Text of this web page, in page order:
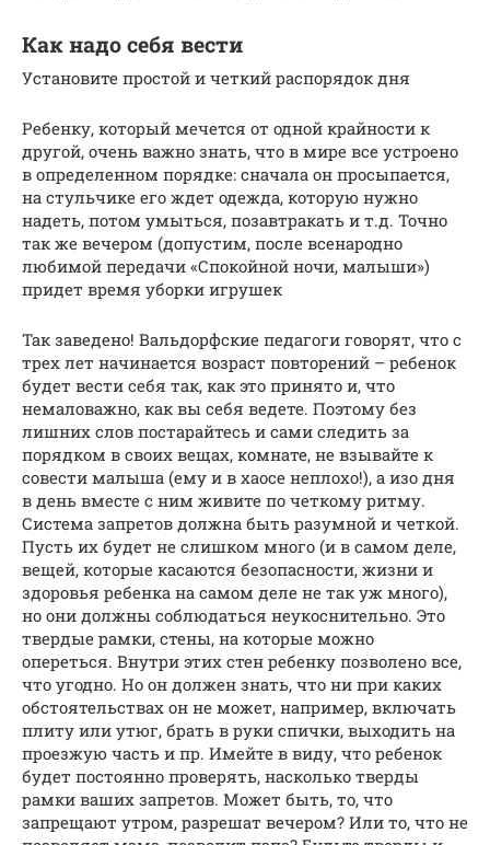
Как надо себя вести
Установите простой и четкий распорядок дня
Ребенку, который мечется от одной крайности к
другой, очень важно знать, что в мире все устроено
в определенном порядке: сначала он просыпается,
на стульчике его ждет одежда, которую нужно
надеть, потом умыться, позавтракать и т.д. Точно
так же вечером (допустим, после всенародно
любимой передачи «Спокойной ночи, малыши»)
придет время уборки игрушек
Так заведено! Вальдорфские педагоги говорят, что с
трех лет начинается возраст повторений – ребенок
будет вести себя так, как это принято и, что
немаловажно, как вы себя ведете. Поэтому без
лишних слов постарайтесь и сами следить за
порядком в своих вещах, комнате, не взывайте к
совести малыша (ему и в хаосе неплохо!), а изо дня
в день вместе с ним живите по четкому ритму.
Система запретов должна быть разумной и четкой.
Пусть их будет не слишком много (и в самом деле,
вещей, которые касаются безопасности, жизни и
здоровья ребенка на самом деле не так уж много),
но они должны соблюдаться неукоснительно. Это
твердые рамки, стены, на которые можно
опереться. Внутри этих стен ребенку позволено все,
что угодно. Но он должен знать, что ни при каких
обстоятельствах он не может, например, включать
плиту или утюг, брать в руки спички, выходить на
проезжую часть и пр. Имейте в виду, что ребенок
будет постоянно проверять, насколько тверды
рамки ваших запретов. Может быть, то, что
запрещают утром, разрешат вечером? Или то, что не